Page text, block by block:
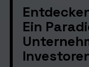
Ein